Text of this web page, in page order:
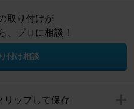
取り付けが
、プロに相談！
付け相談
リップして保存